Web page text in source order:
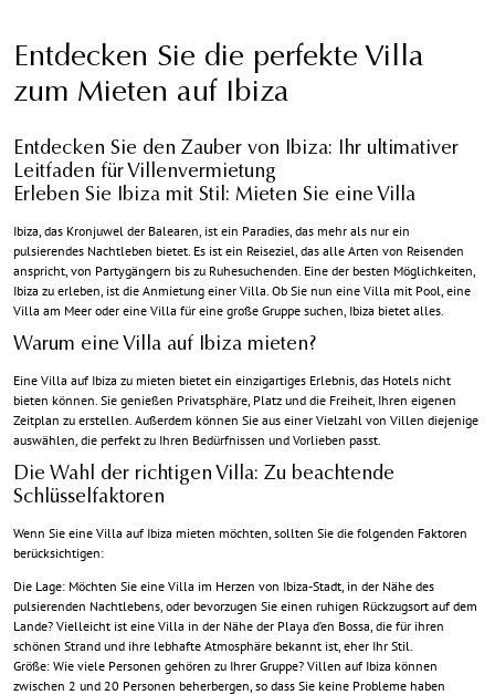
Entdecken Sie die perfekte Villa
zum Mieten auf Ibiza
Entdecken Sie den Zauber von Ibiza: Ihr ultimativer
Leitfaden für Villenvermietung
Erleben Sie Ibiza mit Stil: Mieten Sie eine Villa
Ibiza, das Kronjuwel der Balearen, ist ein Paradies, das mehr als nur ein
pulsierendes Nachtleben bietet. Es ist ein Reiseziel, das alle Arten von Reisenden
anspricht, von Partygängern bis zu Ruhesuchenden. Eine der besten Möglichkeiten,
Ibiza zu erleben, ist die Anmietung einer Villa. Ob Sie nun eine Villa mit Pool, eine
Villa am Meer oder eine Villa für eine große Gruppe suchen, Ibiza bietet alles.
Warum eine Villa auf Ibiza mieten?
Eine Villa auf Ibiza zu mieten bietet ein einzigartiges Erlebnis, das Hotels nicht
bieten können. Sie genießen Privatsphäre, Platz und die Freiheit, Ihren eigenen
Zeitplan zu erstellen. Außerdem können Sie aus einer Vielzahl von Villen diejenige
auswählen, die perfekt zu Ihren Bedürfnissen und Vorlieben passt.
Die Wahl der richtigen Villa: Zu beachtende
Schlüsselfaktoren
Wenn Sie eine Villa auf Ibiza mieten möchten, sollten Sie die folgenden Faktoren
berücksichtigen:
Die Lage: Möchten Sie eine Villa im Herzen von Ibiza-Stadt, in der Nähe des
pulsierenden Nachtlebens, oder bevorzugen Sie einen ruhigen Rückzugsort auf dem
Lande? Vielleicht ist eine Villa in der Nähe der Playa d’en Bossa, die für ihren
schönen Strand und ihre lebhafte Atmosphäre bekannt ist, eher Ihr Stil.
Größe: Wie viele Personen gehören zu Ihrer Gruppe? Villen auf Ibiza können
zwischen 2 und 20 Personen beherbergen, so dass Sie keine Probleme haben